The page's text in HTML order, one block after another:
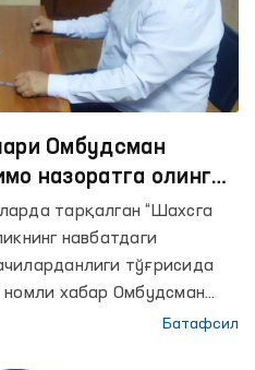
Омбудсман
назоратга олинган
“Шахсга
навбатдаги
тўғрисида
хабар Омбудсман
олинган ҳолда
Батафсил